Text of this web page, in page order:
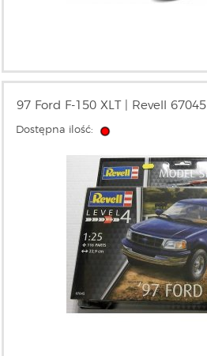
97 Ford F-150 XLT | Revell 67045
Dostępna ilość: